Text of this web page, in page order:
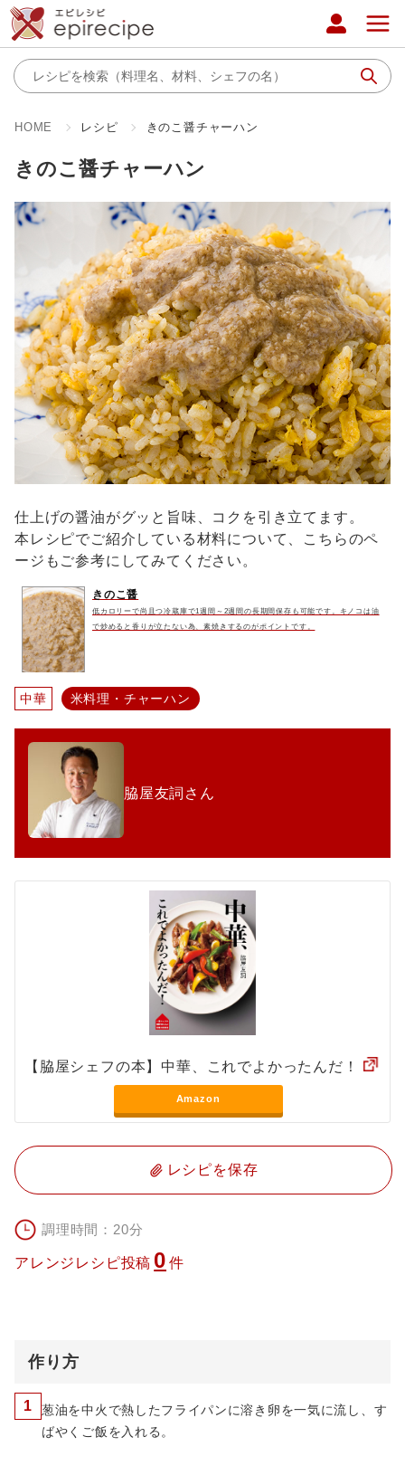
HOME レシピ きのこ醤チャーハン
きのこ醤チャーハン
仕上げの醤油がグッと旨味、コクを引き立てます。
本レシピでご紹介している材料について、こちらのペ
ージもご参考にしてみてください。
きのこ醤
低カロリーで尚且つ冷蔵庫で1週間～2週間の長期間保存も可能です。キノコは油
で炒めると香りが立たない為、素焼きするのがポイントです。
中華 米料理・チャーハン
脇屋友詞さん
【脇屋シェフの本】中華、これでよかったんだ！
Amazon
レシピを保存
調理時間：20分
アレンジレシピ投稿 0 件
作り方
1
葱油を中火で熱したフライパンに溶き卵を一気に流し、す
ばやくご飯を入れる。